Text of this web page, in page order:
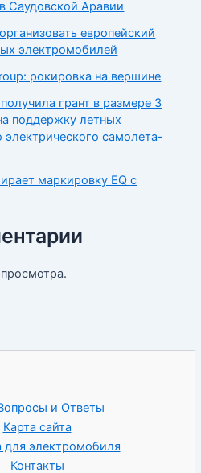
Саудовской Аравии
европейский
электромобилей
рокировка на вершине
грант в размере 3
поддержку летных
электрического самолета-
маркировку EQ с
и Ответы
Карта сайта
для электромобиля
Контакты